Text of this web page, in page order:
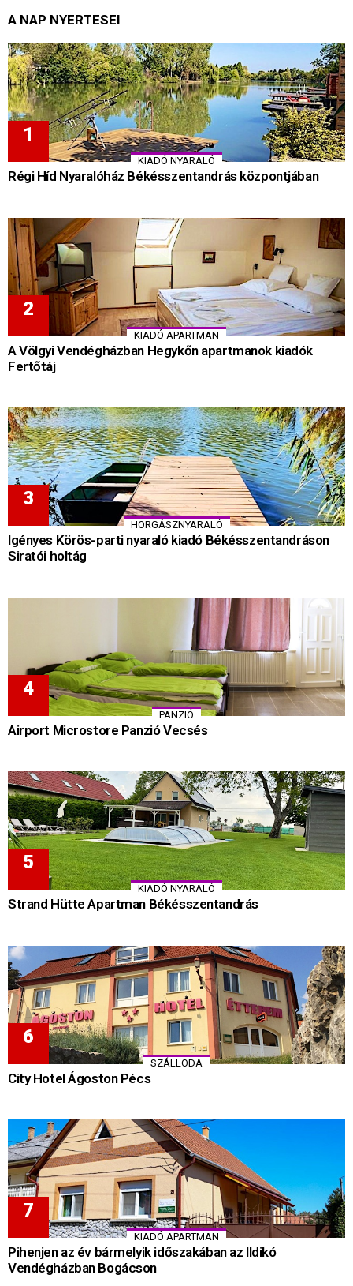
A NAP NYERTESEI
KIADÓ NYARALÓ
Régi Híd Nyaralóház Békésszentandrás központjában
KIADÓ APARTMAN
A Völgyi Vendégházban Hegykőn apartmanok kiadók
Fertőtáj
HORGÁSZNYARALÓ
Igényes Körös-parti nyaraló kiadó Békésszentandráson
Siratói holtág
PANZIÓ
Airport Microstore Panzió Vecsés
KIADÓ NYARALÓ
Strand Hütte Apartman Békésszentandrás
SZÁLLODA
City Hotel Ágoston Pécs
KIADÓ APARTMAN
Pihenjen az év bármelyik időszakában az Ildikó
Vendégházban Bogácson